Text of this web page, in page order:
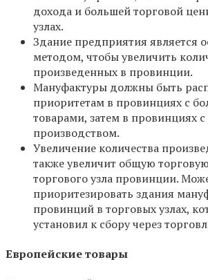
дохода и большей торговой
узлах.
Здание предприятия является
методом, чтобы увеличить
произведенных в провинции.
Мануфактуры должны быть
приоритетам в провинциях с
товарами, затем в провинциях
производством.
Увеличение количества
также увеличит общую
торгового узла провинции.
приоритезировать здания
провинций в торговых узлах,
установил к сбору через
Европейские товары